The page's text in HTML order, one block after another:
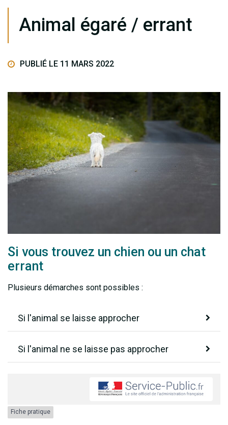
Animal égaré / errant
PUBLIÉ LE 11 MARS 2022
Si vous trouvez un chien ou un chat
errant
Plusieurs démarches sont possibles :
Si l'animal se laisse approcher
Si l'animal ne se laisse pas approcher
Fiche pratique